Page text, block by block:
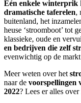
Eén enkele winterprik
dramatische taferelen,
buitenland, het
heuse ‘stroomboot’ tot
klassieke, oude en
en bedrijven die zelf
evenwichtig op de
Meer weten over het
naar de voorspellingen
2022? Lees er alles